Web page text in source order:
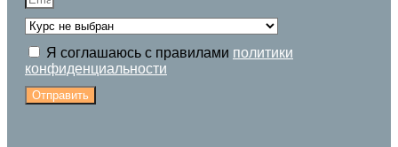
Я соглашаюсь с правилами политики
конфиденциальности
Отправить